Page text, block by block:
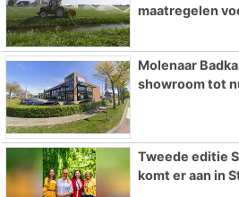
maatregelen
Molenaar
showroom tot
Tweede editie
komt er aan in